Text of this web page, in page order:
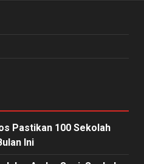
Pastikan 100 Sekolah
Ini